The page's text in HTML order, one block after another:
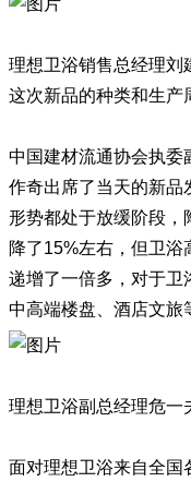
理想卫浴销售总经理刘
这次新品的种类和生产
中国建材流通协会执委
作奇出席了当天的新品
形势都处于放缓阶段，
降了15%左右，但卫
递增了一倍多，对于卫
中高端楼盘、酒店文旅
理想卫浴副总经理危一
面对理想卫浴来自全国